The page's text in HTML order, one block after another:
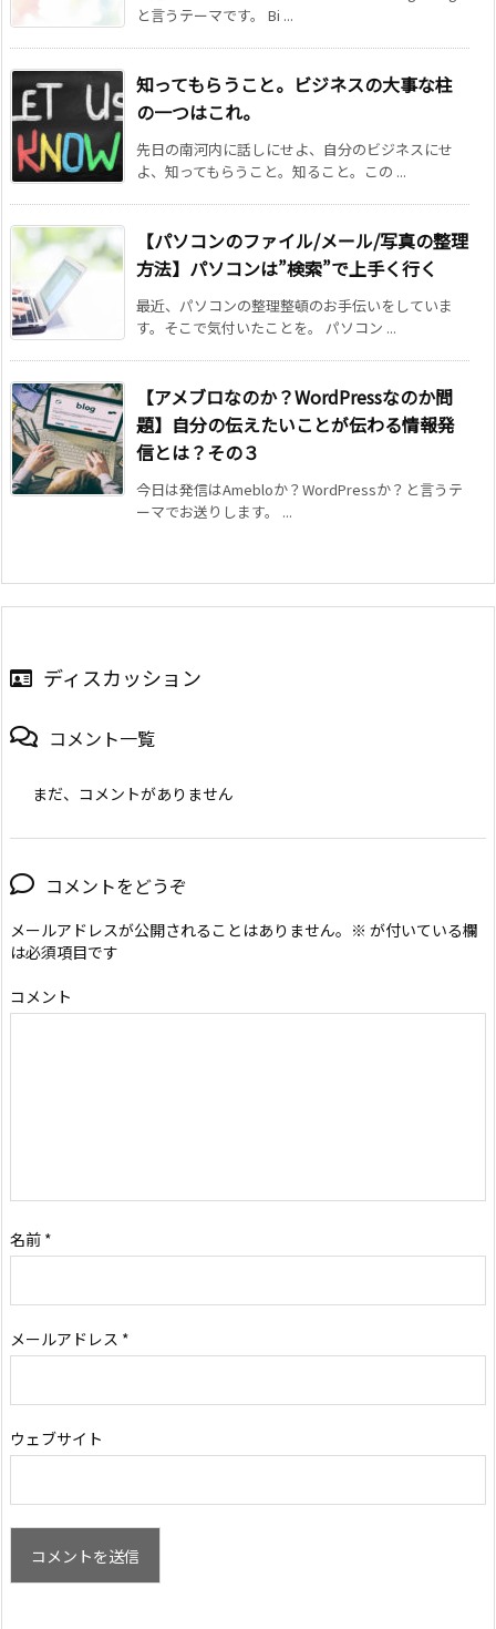
と言うテーマです。 Bi ...
知ってもらうこと。ビジネスの大事な柱
の一つはこれ。
先日の南河内に話しにせよ、自分のビジネスにせ
よ、知ってもらうこと。知ること。この ...
【パソコンのファイル/メール/写真の整理
方法】パソコンは”検索”で上手く行く
最近、パソコンの整理整頓のお手伝いをしていま
す。そこで気付いたことを。 パソコン ...
【アメブロなのか？WordPressなのか問
題】自分の伝えたいことが伝わる情報発
信とは？その３
今日は発信はAmebloか？WordPressか？と言うテ
ーマでお送りします。 ...
ディスカッション
コメント一覧
まだ、コメントがありません
コメントをどうぞ
メールアドレスが公開されることはありません。 ※ が付いている欄
は必須項目です
コメント
名前 *
メールアドレス *
ウェブサイト